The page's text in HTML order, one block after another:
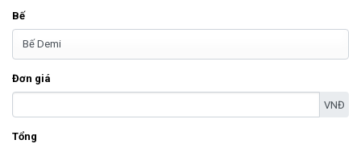
Bế
Đơn giá
VNĐ
Tổng